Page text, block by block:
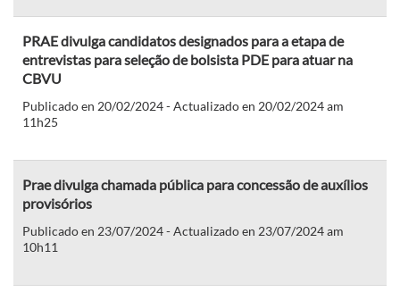
PRAE divulga candidatos designados para a etapa de
entrevistas para seleção de bolsista PDE para atuar na
CBVU
Publicado en 20/02/2024 - Actualizado en 20/02/2024 am
11h25
Prae divulga chamada pública para concessão de auxílios
provisórios
Publicado en 23/07/2024 - Actualizado en 23/07/2024 am
10h11